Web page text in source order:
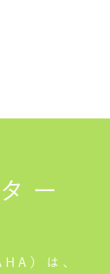
ー
）は、